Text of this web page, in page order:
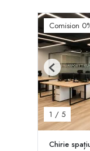
Comision
1 / 5
Previous
Chirie